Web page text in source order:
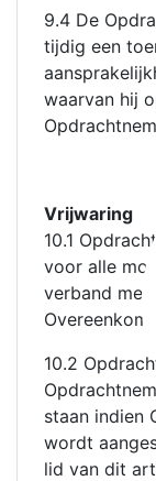
9.4 De
tijdig een
waarvan hij
Vrijwaring
10.1
voor alle
verband met
10.2
staan indien
wordt
lid van dit